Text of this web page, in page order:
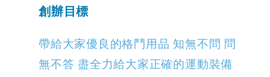
創辦目標
帶給大家優良的格鬥用品 知無不問 問
無不答 盡全力給大家正確的運動裝備